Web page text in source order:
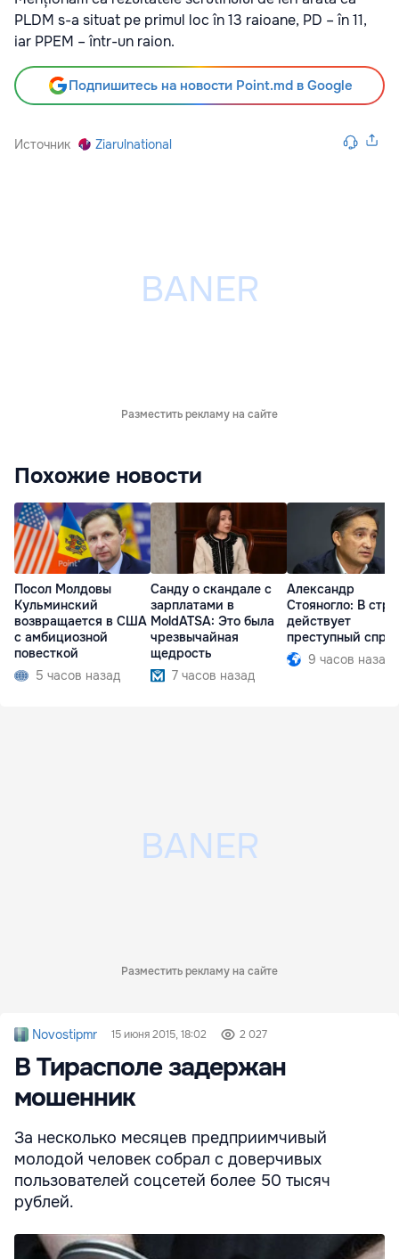
PLDM s-a situat pe primul loc în 13 raioane, PD – în 11,
iar PPEM – într-un raion.
Подпишитесь на новости Point.md в Google
Источник Ziarulnational
Разместить рекламу на сайте
Похожие новости
Посол Молдовы
Кульминский
возвращается в США
с амбициозной
повесткой
5 часов назад
Санду о скандале с
зарплатами в
MoldATSA: Это была
чрезвычайная
щедрость
7 часов назад
Александр
Стояногло: В
действует
преступный спрут
9 часов назад
Разместить рекламу на сайте
Novostipmr 15 июня 2015, 18:02 2 027
В Тирасполе задержан
мошенник
За несколько месяцев предприимчивый
молодой человек собрал с доверчивых
пользователей соцсетей более 50 тысяч
рублей.